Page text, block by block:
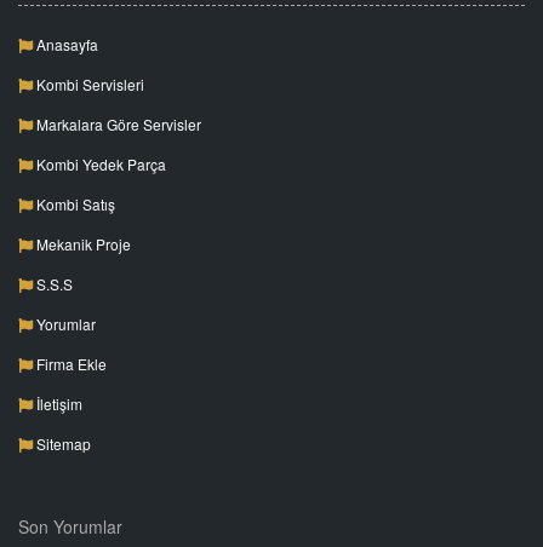
Anasayfa
Kombi Servisleri
Markalara Göre Servisler
Kombi Yedek Parça
Kombi Satış
Mekanik Proje
S.S.S
Yorumlar
Firma Ekle
İletişim
Sitemap
Son Yorumlar